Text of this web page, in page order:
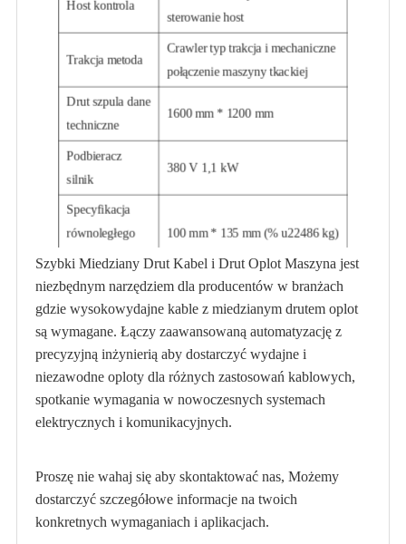
Host kontrola
sterowanie host
Trakcja metoda
Crawler typ trakcja i mechaniczne
połączenie maszyny tkackiej
Drut szpula dane
techniczne
1600 mm * 1200 mm
Podbieracz
silnik
380 V 1,1 kW
Specyfikacja
równoległego
gwintu rolki
100 mm * 135 mm (% u22486 kg)
Podbieracz
silnik
Szybki Miedziany Drut Kabel i Drut Oplot Maszyna jest
niezbędnym narzędziem dla producentów w branżach
gdzie wysokowydajne kable z miedzianym drutem oplot
są wymagane. Łączy zaawansowaną automatyzację z
precyzyjną inżynierią aby dostarczyć wydajne i
niezawodne oploty dla różnych zastosowań kablowych,
spotkanie wymagania w nowoczesnych systemach
elektrycznych i komunikacyjnych.
Proszę nie wahaj się aby skontaktować nas, Możemy
dostarczyć szczegółowe informacje na twoich
konkretnych wymaganiach i aplikacjach.